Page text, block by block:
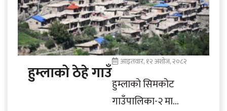
हुम्लाको ठेहे गाउँ आइतवार, १२ अशोज, २०८२
हुम्लाको सिमकोट
गाउँपालिका-२ मा